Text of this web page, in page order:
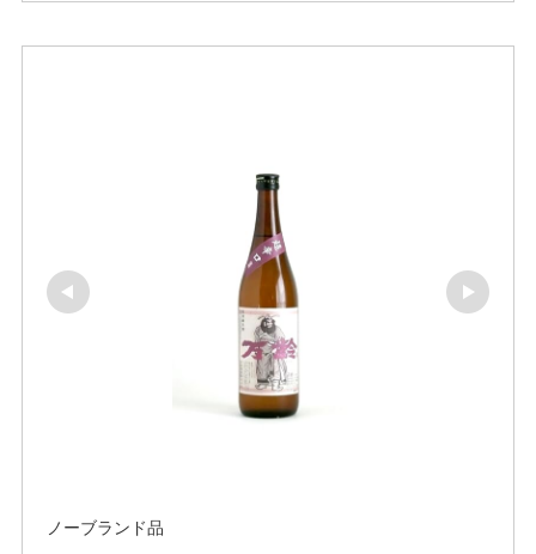
ノーブランド品